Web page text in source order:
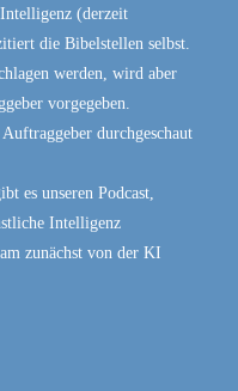
(derzeit
die Bibelstellen selbst.
werden, wird aber
vorgegeben.
durchgeschaut
es unseren Podcast,
Intelligenz
zunächst von der KI